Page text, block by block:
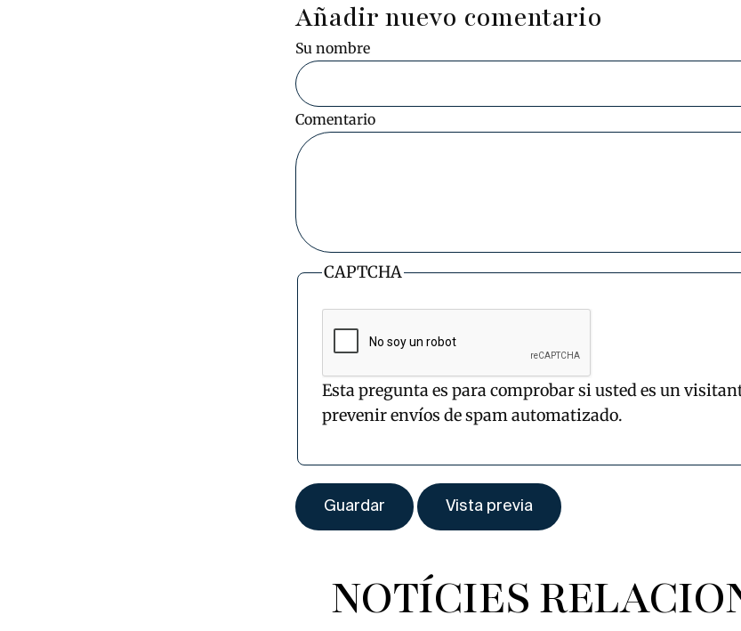
Añadir nuevo comentario
Su nombre
Comentario
CAPTCHA
Esta pregunta es para comprobar si usted es un
prevenir envíos de spam automatizado.
NOTÍCIES